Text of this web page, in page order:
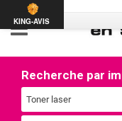
Recherche par
KING-AVIS